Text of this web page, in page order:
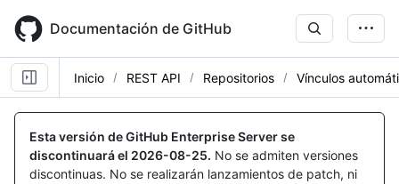
main
content
Documentación de GitHub
Inicio REST API Repositorios Vínculos
Esta versión de GitHub Enterprise Server se
discontinuará el 2026-08-25. No se admiten versiones
discontinuas. No se realizarán lanzamientos de patch, ni
Nombre,
Tipo,
Descripción
Nombre,
Tipo,
Descripción
Nombre,
Tipo,
Descripción
Nombre,
Tipo,
Descripción
Nombre,
Tipo,
Descripción
Nombre,
Tipo,
Descripción
Nombre,
Tipo,
Descripción
Nombre,
Tipo,
Descripción
Nombre,
Tipo,
Descripción